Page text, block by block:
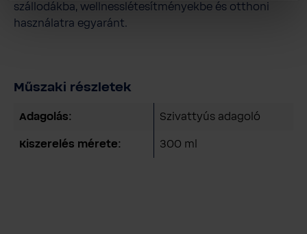
szállodákba, wellnesslétesítményekbe és otthoni
használatra egyaránt.
Műszaki részletek
Adagolás: Szivattyús adagoló
Kiszerelés mérete: 300 ml